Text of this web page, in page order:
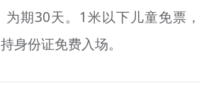
期30天。1米以下儿童免票，
身份证免费入场。